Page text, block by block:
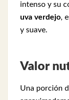
intenso y su
uva verdejo,
y suave.
Valor
Una porción